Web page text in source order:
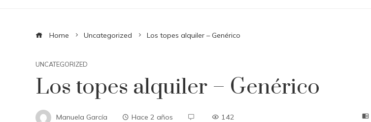
Home Uncategorized Los topes alquiler – Genérico
UNCATEGORIZED
Los topes alquiler – Genérico
Manuela García Hace 2 años 142